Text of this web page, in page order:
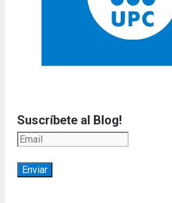
Suscríbete al Blog!